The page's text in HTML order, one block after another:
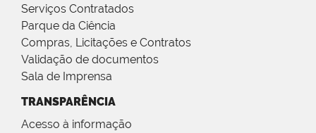
Serviços Contratados
Parque da Ciência
Compras, Licitações e Contratos
Validação de documentos
Sala de Imprensa
TRANSPARÊNCIA
Acesso à informação